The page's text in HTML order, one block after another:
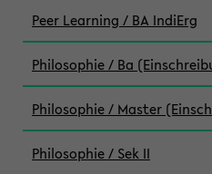
Peer Learning / BA IndiErg
Philosophie / Ba
Philosophie / Master
Philosophie / Sek II